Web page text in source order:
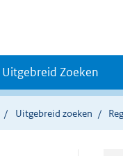
Uitgebreid Zoeken
Uitgebreid zoeken